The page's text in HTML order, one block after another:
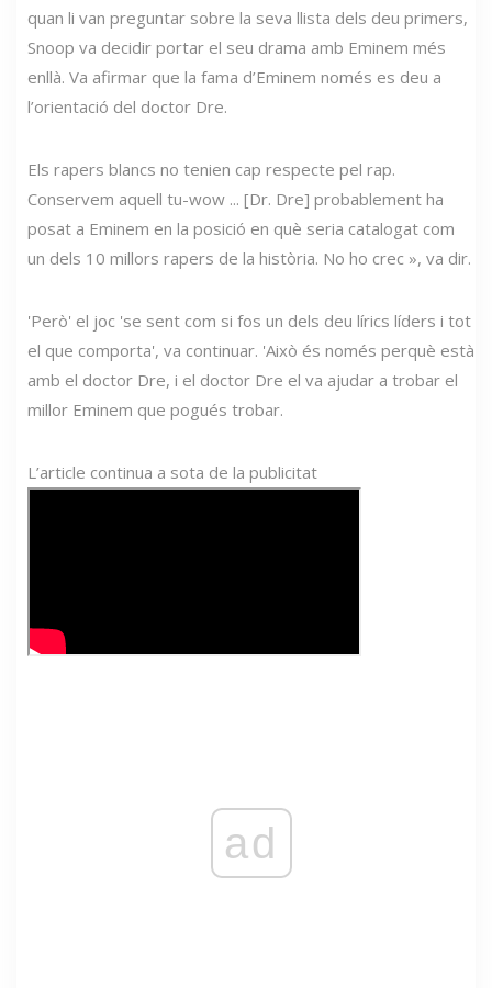
quan li van preguntar sobre la seva llista dels deu primers,
Snoop va decidir portar el seu drama amb Eminem més
enllà. Va afirmar que la fama d’Eminem només es deu a
l’orientació del doctor Dre.
Els rapers blancs no tenien cap respecte pel rap.
Conservem aquell tu-wow ... [Dr. Dre] probablement ha
posat a Eminem en la posició en què seria catalogat com
un dels 10 millors rapers de la història. No ho crec », va dir.
'Però' el joc 'se sent com si fos un dels deu lírics líders i tot
el que comporta', va continuar. 'Això és només perquè està
amb el doctor Dre, i el doctor Dre el va ajudar a trobar el
millor Eminem que pogués trobar.
L’article continua a sota de la publicitat
ad